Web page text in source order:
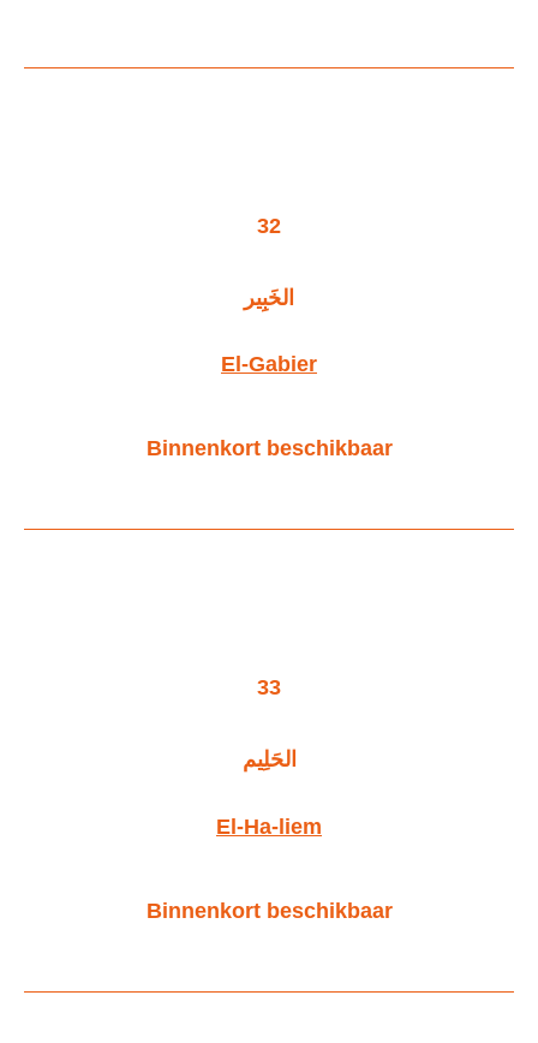
32
الخَبِير
El-Gabier
Binnenkort beschikbaar
33
الحَلِيم
El-Ha-liem
Binnenkort beschikbaar